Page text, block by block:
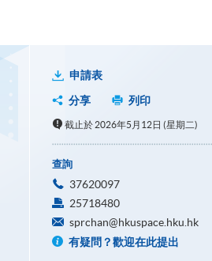
申請表
分享
列印
截止於 2026年5月12日 (星期二)
查詢
37620097
25718480
sprchan@hkuspace.hku.hk
有疑問？歡迎在此提出